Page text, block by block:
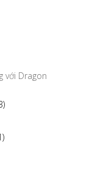
với Dragon